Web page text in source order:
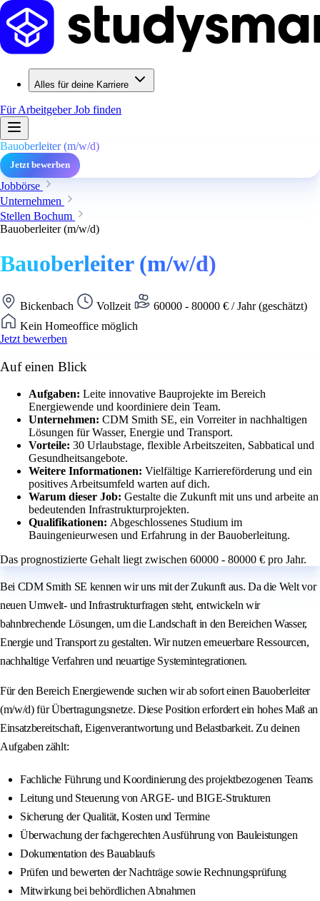
Alles für deine Karriere
Für ArbeitgeberJob finden
Bauoberleiter (m/w/d)
Jetzt bewerben
Jobbörse
Unternehmen
Stellen Bochum
Bauoberleiter (m/w/d)
Bauoberleiter (m/w/d)
Bickenbach Vollzeit
60000 - 80000 € / Jahr (geschätzt)
Kein Homeoffice möglich
Jetzt bewerben
Auf einen Blick
Aufgaben: Leite innovative Bauprojekte im Bereich
Energiewende und koordiniere dein Team.
Unternehmen: CDM Smith SE, ein Vorreiter in nachhaltigen
Lösungen für Wasser, Energie und Transport.
Vorteile: 30 Urlaubstage, flexible Arbeitszeiten, Sabbatical und
Gesundheitsangebote.
Weitere Informationen: Vielfältige Karriereförderung und ein
positives Arbeitsumfeld warten auf dich.
Warum dieser Job: Gestalte die Zukunft mit uns und arbeite an
bedeutenden Infrastrukturprojekten.
Qualifikationen: Abgeschlossenes Studium im
Bauingenieurwesen und Erfahrung in der Bauoberleitung.
Das prognostizierte Gehalt liegt zwischen 60000 - 80000 € pro Jahr.
Bei CDM Smith SE kennen wir uns mit der Zukunft aus. Da die Welt vor
neuen Umwelt- und Infrastrukturfragen steht, entwickeln wir
bahnbrechende Lösungen, um die Landschaft in den Bereichen Wasser,
Energie und Transport zu gestalten. Wir nutzen erneuerbare Ressourcen,
nachhaltige Verfahren und neuartige Systemintegrationen.
Für den Bereich Energiewende suchen wir ab sofort einen Bauoberleiter
(m/w/d) für Übertragungsnetze. Diese Position erfordert ein hohes Maß an
Einsatzbereitschaft, Eigenverantwortung und Belastbarkeit. Zu deinen
Aufgaben zählt:
Fachliche Führung und Koordinierung des projektbezogenen Teams
Leitung und Steuerung von ARGE- und BIGE-Strukturen
Sicherung der Qualität, Kosten und Termine
Überwachung der fachgerechten Ausführung von Bauleistungen
Dokumentation des Bauablaufs
Prüfen und bewerten der Nachträge sowie Rechnungsprüfung
Mitwirkung bei behördlichen Abnahmen